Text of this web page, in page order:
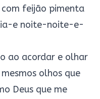
feijão pimenta
e noite-noite-e-
ao acordar e olhar
olhos que
Deus que me